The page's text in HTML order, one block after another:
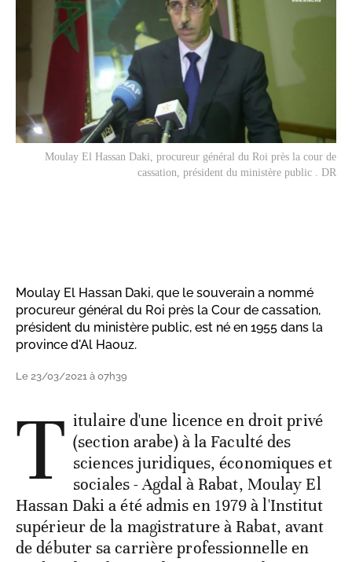
Moulay El Hassan Daki, procureur général du Roi près la cour de
cassation, président du ministère public . DR
Moulay El Hassan Daki, que le souverain a nommé
procureur général du Roi près la Cour de cassation,
président du ministère public, est né en 1955 dans la
province d'Al Haouz.
Le 23/03/2021 à 07h39
T itulaire d'une licence en droit privé
(section arabe) à la Faculté des
sciences juridiques, économiques et
sociales - Agdal à Rabat, Moulay El
Hassan Daki a été admis en 1979 à l'Institut
supérieur de la magistrature à Rabat, avant
de débuter sa carrière professionnelle en